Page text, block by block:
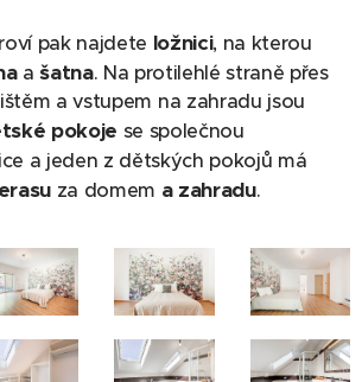
pak najdete ložnici, na kterou
ašatna. Na protilehlé straně přes
a vstupem na zahradu jsou
pokoje se společnou
a jeden z dětských pokojů má
za domem a zahradu.